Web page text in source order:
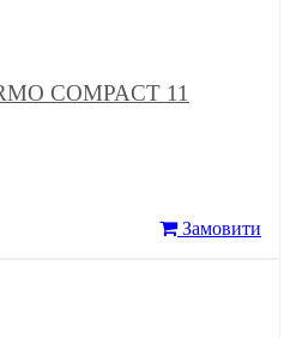
COMPACT 11
Замовити